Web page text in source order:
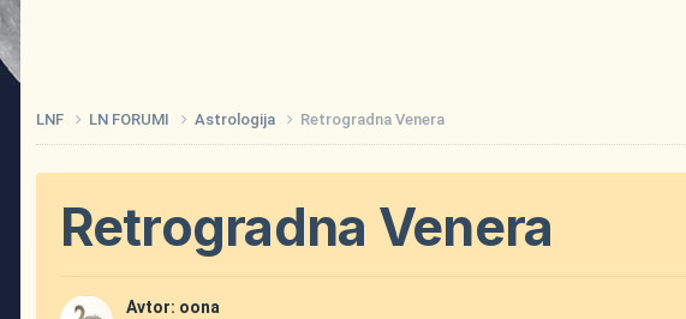
LNF LN FORUMI Astrologija Retrogradna Venera
Retrogradna Venera
Avtor: oona